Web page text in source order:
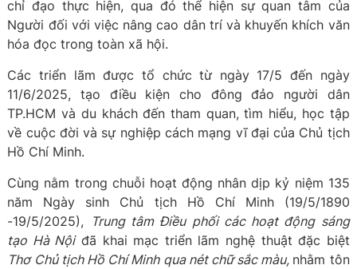
chỉ đạo thực hiện, qua đó thể hiện sự quan tâm của
Người đối với việc nâng cao dân trí và khuyến khích văn
hóa đọc trong toàn xã hội.
Các triển lãm được tổ chức từ ngày 17/5 đến ngày
11/6/2025, tạo điều kiện cho đông đảo người dân
TP.HCM và du khách đến tham quan, tìm hiểu, học tập
về cuộc đời và sự nghiệp cách mạng vĩ đại của Chủ tịch
Hồ Chí Minh.
Cùng nằm trong chuỗi hoạt động nhân dịp kỷ niệm 135
năm Ngày sinh Chủ tịch Hồ Chí Minh (19/5/1890
-19/5/2025),
Trung tâm Điều phối các hoạt động sáng
tạo Hà Nộiđã khai mạc triển lãm nghệ thuật đặc biệt
Thơ Chủ tịch Hồ Chí Minh qua nét chữ sắc màu, nhằm tôn